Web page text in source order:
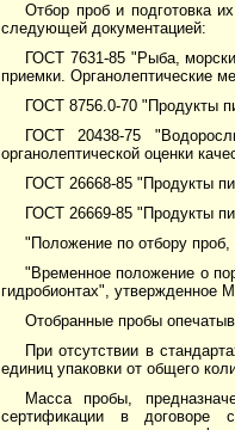
Отбор проб и подготовка
следующей документацией:
ГОСТ 7631-85 "Рыба,
приемки. Органолептические
ГОСТ 8756.0-70 "Продукты
ГОСТ 20438-75
органолептической оценки
ГОСТ 26668-85 "Продукты
ГОСТ 26669-85 "Продукты
"Положение по отбору
"Временное положение о
гидробионтах",
Отобранные пробы
При отсутствии в
единиц упаковки от общего
Масса пробы,
сертификации в договоре